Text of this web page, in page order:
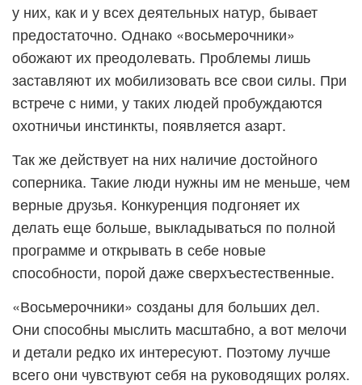
у них, как и у всех деятельных натур, бывает
предостаточно. Однако «восьмерочники»
обожают их преодолевать. Проблемы лишь
заставляют их мобилизовать все свои силы. При
встрече с ними, у таких людей пробуждаются
охотничьи инстинкты, появляется азарт.
Так же действует на них наличие достойного
соперника. Такие люди нужны им не меньше, чем
верные друзья. Конкуренция подгоняет их
делать еще больше, выкладываться по полной
программе и открывать в себе новые
способности, порой даже сверхъестественные.
«Восьмерочники» созданы для больших дел.
Они способны мыслить масштабно, а вот мелочи
и детали редко их интересуют. Поэтому лучше
всего они чувствуют себя на руководящих ролях.